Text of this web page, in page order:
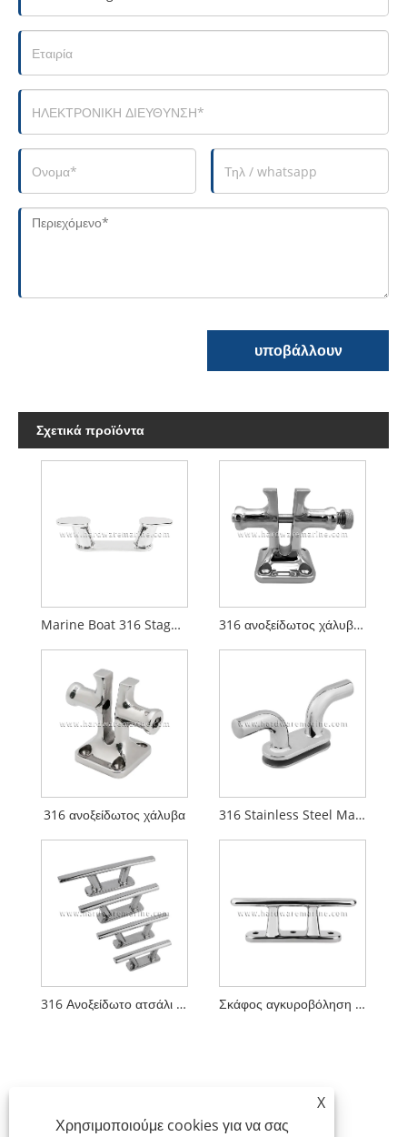
υποβάλλουν
Σχετικά προϊόντα
Marine Boat 316 Staghorn Bollard από ανοξείδωτο ατσάλι 316 ανοξείδωτος χάλυβα θαλάσσιο bollard με καρφίτσα
316 ανοξείδωτος χάλυβα 316 Stainless Steel Marine Mooring Bollard
316 Ανοξείδωτο ατσάλι Light Duty Dock Bollard Cleat Σκάφος αγκυροβόληση Cleat Bollard 316 από ανοξείδωτο ατσάλι Dock Bollard Claw Bollard
X
Χρησιμοποιούμε cookies για να σας